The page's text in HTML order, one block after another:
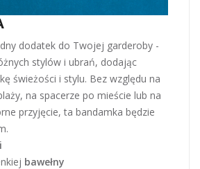
dodatek do Twojej garderoby -
stylów i ubrań, dodając
świeżości i stylu. Bez względu na
na spacerze po mieście lub na
przyjęcie, ta bandamka będzie
bawełny